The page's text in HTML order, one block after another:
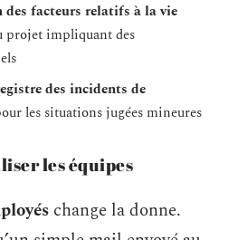
des facteurs relatifs à la vie
projet impliquant des
des incidents de
les situations jugées mineures
les équipes
change la donne.